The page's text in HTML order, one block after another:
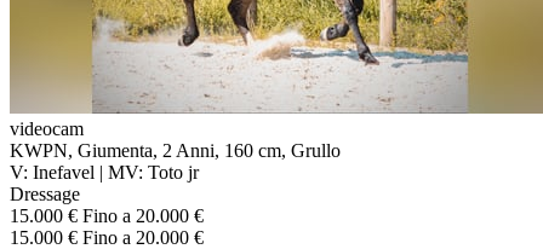
videocam
KWPN, Giumenta, 2 Anni, 160 cm, Grullo
V: Inefavel | MV: Toto jr
Dressage
15.000 € Fino a 20.000 €
15.000 € Fino a 20.000 €